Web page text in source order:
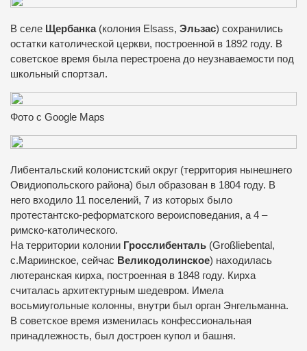
В селе Щербанка(колония Elsass, Эльзас) сохранились
остатки католической церкви, построенной в 1892 году. В
советское время была перестроена до неузнаваемости под
школьный спортзал.
Фото с Google Maps
Либентальский колонистский округ (территория нынешнего
Овидиопольского района) был образован в 1804 году. В
него входило 11 поселений, 7 из которых было
протестантско-реформатского вероисповедания, а 4 –
римско-католического.
На территории колонии Гросслибенталь (Großliebental,
с.Мариинское, сейчас Великодолинское) находилась
лютеранская кирха, построенная в 1848 году. Кирха
считалась архитектурным шедевром. Имела
восьмиугольные колонны, внутри был орган Энгельманна.
В советское время изменилась конфессиональная
принадлежность, был достроен купол и башня.